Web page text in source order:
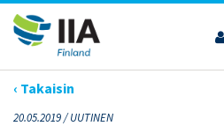
Siirry
sisältöön
›ARTIKKELIT›TOUKOKUU ON IA
‹ Takaisin
20.05.2019 /UUTINEN